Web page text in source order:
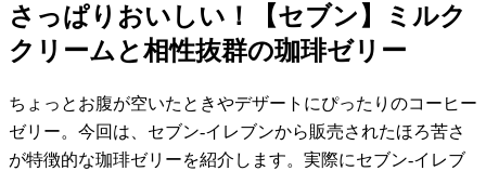
さっぱりおいしい！【セブン】ミルク
クリームと相性抜群の珈琲ゼリー
ちょっとお腹が空いたときやデザートにぴったりのコーヒー
ゼリー。今回は、セブン-イレブンから販売されたほろ苦さ
が特徴的な珈琲ゼリーを紹介します。実際にセブン-イレブ